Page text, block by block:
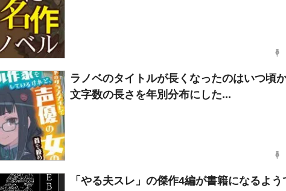
ラノベのタイトルが長くなったのはいつ
文字数の長さを年別分布にした...
「やる夫スレ」の傑作4編が書籍になるよ